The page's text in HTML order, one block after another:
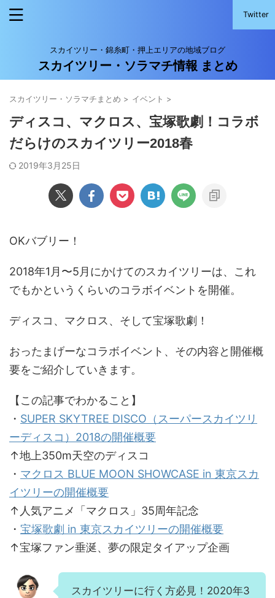
Twitter
スカイツリー・錦糸町・押上エリアの地域ブログ
スカイツリー・ソラマチ情報 まとめ
スカイツリー・ソラマチまとめ > イベント >
ディスコ、マクロス、宝塚歌劇！コラボ
だらけのスカイツリー2018春
2019年3月25日
OKバブリー！
2018年1月〜5月にかけてのスカイツリーは、これ
でもかというくらいのコラボイベントを開催。
ディスコ、マクロス、そして宝塚歌劇！
おったまげーなコラボイベント、その内容と開催概
要をご紹介していきます。
【この記事でわかること】
・ SUPER SKYTREE DISCO（スーパースカイツリ
ーディスコ）2018の開催概要
↑地上350m天空のディスコ
・ マクロス BLUE MOON SHOWCASE in 東京スカ
イツリーの開催概要
↑人気アニメ「マクロス」35周年記念
・ 宝塚歌劇 in 東京スカイツリーの開催概要
↑宝塚ファン垂涎、夢の限定タイアップ企画
スカイツリーに行く方必見！2020年3